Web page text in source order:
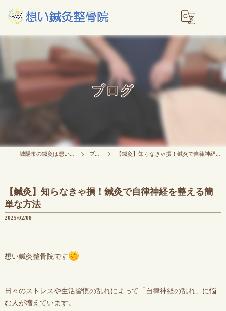
ブログ
城陽市の鍼灸は想い鍼灸整骨院 ブログ 【鍼灸】知らなきゃ損！鍼灸で自律神経を整える簡単な方法
【鍼灸】知らなきゃ損！鍼灸で自律神経を整える簡
単な方法
2025/02/08
想い鍼灸整骨院です
日々のストレスや生活習慣の乱れによって「自律神経の乱れ」に悩
む人が増えています。